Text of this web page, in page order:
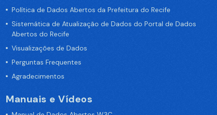
Política de Dados Abertos da Prefeitura do Recife
Sistemática de Atualização de Dados do Portal de Dados
Abertos do Recife
Visualizações de Dados
Perguntas Frequentes
Agradecimentos
Manuais e Vídeos